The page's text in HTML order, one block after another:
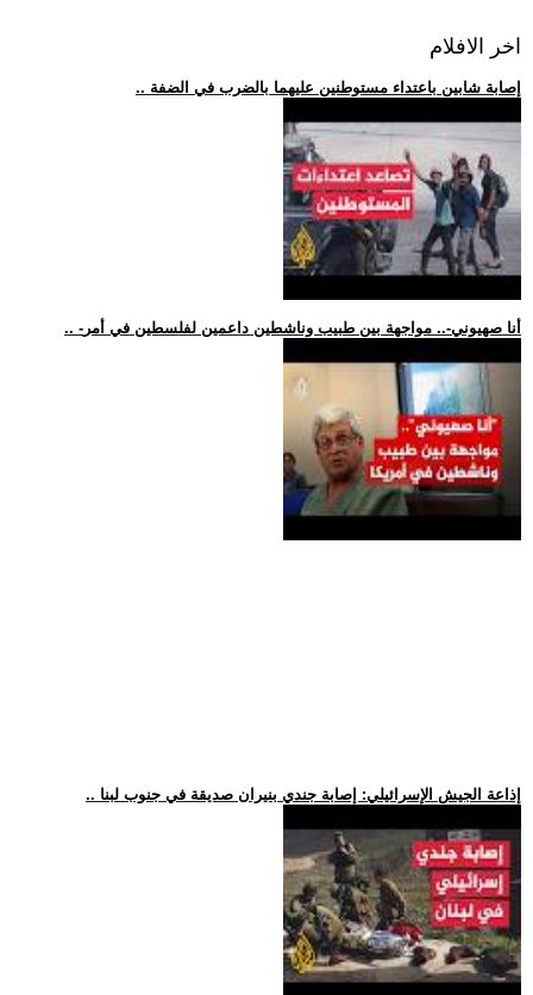
اخر الافلام
.. إصابة شابين باعتداء مستوطنين عليهما بالضرب في الضفة
.. -أنا صهيوني-.. مواجهة بين طبيب وناشطين داعمين لفلسطين في أمر
.. إذاعة الجيش الإسرائيلي: إصابة جندي بنيران صديقة في جنوب لبنا